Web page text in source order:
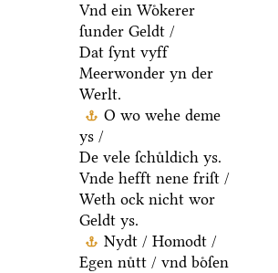
Vnd ein Woͤkerer
ſunder Geldt /
Dat ſynt vyff
Meerwonder yn der
Werlt.
O wo wehe deme
ys /
De vele ſchuͤldich ys.
Vnde hefft nene friſt /
Weth ock nicht wor
Geldt ys.
Nydt / Homodt /
Egen nuͤtt / vnd boͤſen